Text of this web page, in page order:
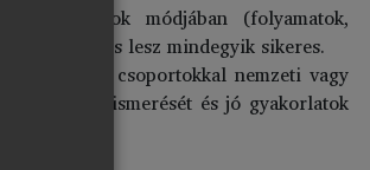
pedig azok módjában (folyamatok,
ha nem is lesz mindegyik sikeres.
hasonló csoportokkal nemzeti vagy
megismerését és jó gyakorlatok
igényli.